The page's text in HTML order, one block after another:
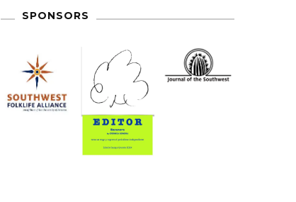
SPONSORS